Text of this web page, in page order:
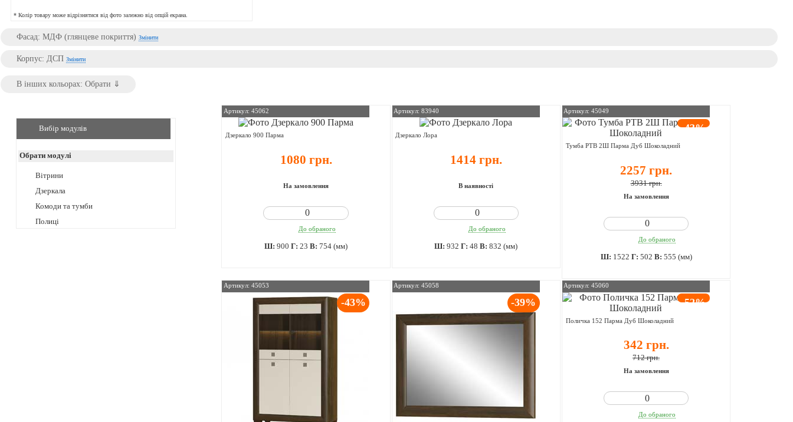
* Колір товару може відрізнятися від фото залежно від опцій екрана.
Фасад: МДФ (глянцеве покриття) Змінити
Корпус: ДСП Змінити
Вибір модулів
Обрати модулі
Вітрини
Дзеркала
Комоди та тумби
Полиці
Артикул: 45062
Дзеркало 900 Парма
1080 грн.
На замовлення
До обраного
Ш:900 Г:23 В:754 (мм)
Артикул: 83940
Дзеркало Лора
1414 грн.
В наявності
До обраного
Ш:932 Г:48 В:832 (мм)
Артикул: 45049
-43%
Тумба РТВ 2Ш Парма Дуб Шоколадний
2257 грн.
3931 грн.
На замовлення
До обраного
Ш: 1522 Г: 502 В: 555 (мм)
Артикул: 45053
-43%
Артикул: 45058
-39%
Артикул: 45060
-52%
Поличка 152 Парма Дуб Шоколадний
342 грн.
712 грн.
На замовлення
До обраного